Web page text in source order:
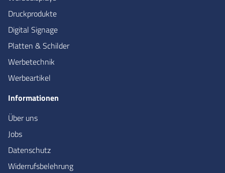
Druckprodukte
Digital Signage
Platten & Schilder
Werbetechnik
Werbeartikel
Informationen
Über uns
Jobs
Datenschutz
Widerrufsbelehrung